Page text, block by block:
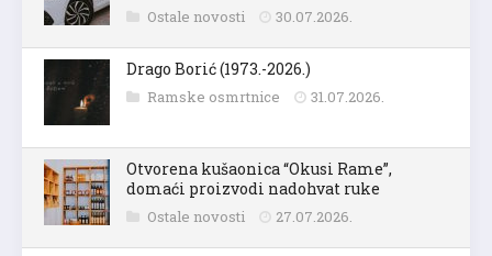
Ostale novosti 30.07.2026.
Drago Borić (1973.-2026.)
Ramske osmrtnice 31.07.2026.
Otvorena kušaonica “Okusi Rame”,
domaći proizvodi nadohvat ruke
Ostale novosti 27.07.2026.